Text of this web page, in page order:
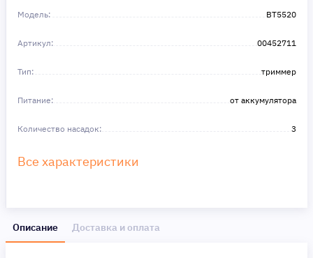
Модель: BT5520
Артикул: 00452711
Тип: триммер
Питание: от аккумулятора
Количество насадок: 3
Все характеристики
Описание Доставка и оплата